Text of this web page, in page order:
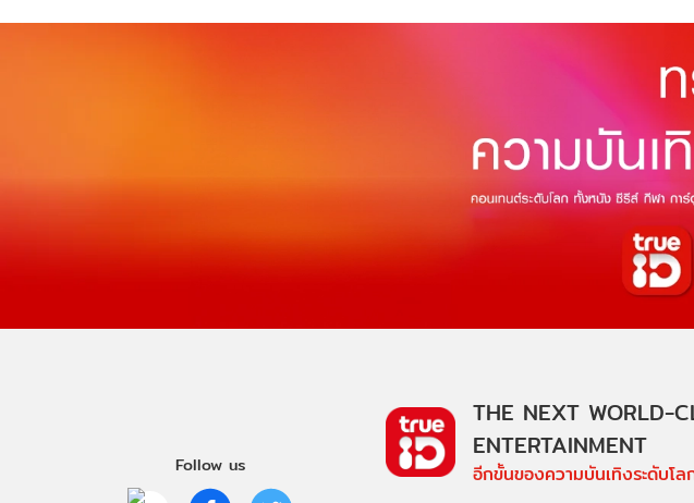
Follow us
THE NEXT WORLD-
ENTERTAINMENT
อีกขั้นของความบันเทิงระดับโ